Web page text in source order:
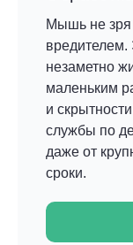
Мышь не
вредителем.
незаметно
маленьким
и
службы по
даже от
сроки.